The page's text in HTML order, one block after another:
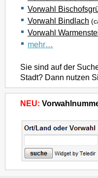
Vorwahl
Vorwahl Bindlach
Vorwahl
mehr…
Sie sind auf der
Stadt? Dann nutzen
NEU: